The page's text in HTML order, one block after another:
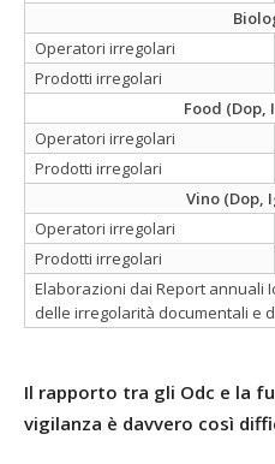
Operatori irregolari
Prodotti irregolari
Food (Dop,
Operatori irregolari
Prodotti irregolari
Vino (Dop,
Operatori irregolari
Prodotti irregolari
Elaborazioni dai Report annuali
delle irregolarità documentali e
Il rapporto tra gli Odc e la
vigilanza è davvero così